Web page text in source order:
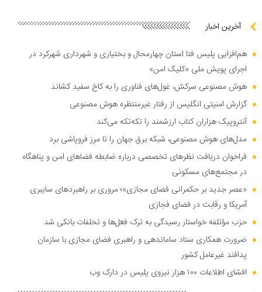
آخرین اخبار
هم‌افزایی پلیس فتا استان چهارمحال و بختیاری و شهرداری شهرکرد در
اجرای پویش ملی «کلیک امن»
هوش مصنوعی سرکش، غول‌های فناوری را به کاخ سفید کشاند
گزارش امنیتی انگلیس از رفتار غیرمنتظره هوش مصنوعی
آنتروپیک هزاران کتاب ارزشمند را تکه‌تکه می‌کند
مدل‌های هوش مصنوعی، شبکه برق جهان را تا مرز فروپاشی برد
فراخوان دریافت نظر‌های تخصصی درباره ضابطه فضا‌های امن و پناهگاه
در مجتمع‌های مسکونی
«عصر جدید بر حکمرانی فضای مجازی»؛ مروری بر راهبرد‌های سایبری
آمریکا و رقابت در فضای فجازی
حزب مؤتلفه خواستار رسیدگی به ترک فعل‌ها و تخلفات بانکی شد
ضرورت همکاری ستاد ساماندهی و راهبری فضای مجازی با سازمان
پدافند غیرعامل کشور
افشای اطلاعات ۱۰۰ هزار نیروی پلیس در دارک وب